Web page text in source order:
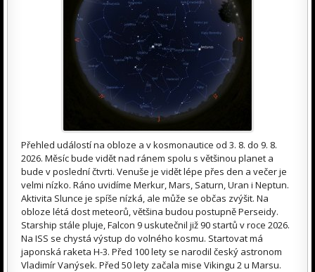
Přehled událostí na obloze a v kosmonautice od 3. 8. do 9. 8.
2026. Měsíc bude vidět nad ránem spolu s většinou planet a
bude v poslední čtvrti. Venuše je vidět lépe přes den a večer je
velmi nízko. Ráno uvidíme Merkur, Mars, Saturn, Uran i Neptun.
Aktivita Slunce je spíše nízká, ale může se občas zvýšit. Na
obloze létá dost meteorů, většina budou postupně Perseidy.
Starship stále pluje, Falcon 9 uskutečnil již 90 startů v roce 2026.
Na ISS se chystá výstup do volného kosmu. Startovat má
japonská raketa H-3. Před 100 lety se narodil český astronom
Vladimír Vanýsek. Před 50 lety začala mise Vikingu 2 u Marsu.